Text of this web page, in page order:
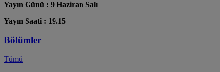
Yayın Günü : 9 Haziran Salı
Yayın Saati : 19.15
Bölümler
Tümü